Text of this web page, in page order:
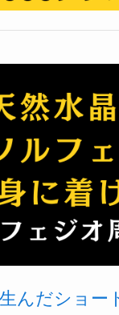
んだショ